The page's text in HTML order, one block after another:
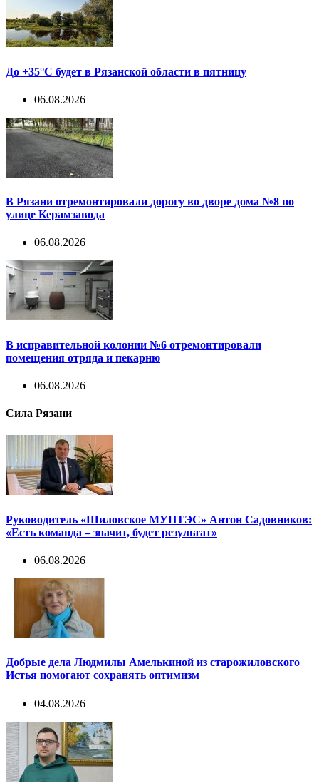
До +35°С будет в Рязанской области в пятницу
06.08.2026
В Рязани отремонтировали дорогу во дворе дома №8 по
улице Керамзавода
06.08.2026
В исправительной колонии №6 отремонтировали
помещения отряда и пекарню
06.08.2026
Сила Рязани
Руководитель «Шиловское МУПТЭС» Антон Садовников:
«Есть команда – значит, будет результат»
06.08.2026
Добрые дела Людмилы Амелькиной из старожиловского
Истья помогают сохранять оптимизм
04.08.2026